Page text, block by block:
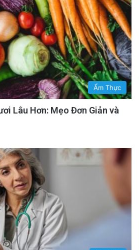
Ẩm Thực
Lâu Hơn: Mẹo Đơn Giản và